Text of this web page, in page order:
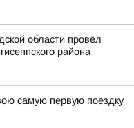
области провёл
района
самую первую поездку